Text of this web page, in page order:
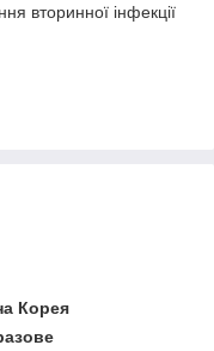
вторинної інфекції
Корея